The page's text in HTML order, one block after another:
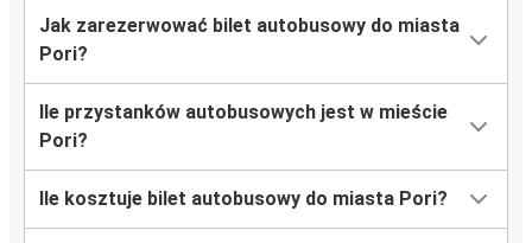
Jak zarezerwować bilet autobusowy do miasta
Pori?
Ile przystanków autobusowych jest w mieście
Pori?
Ile kosztuje bilet autobusowy do miasta Pori?